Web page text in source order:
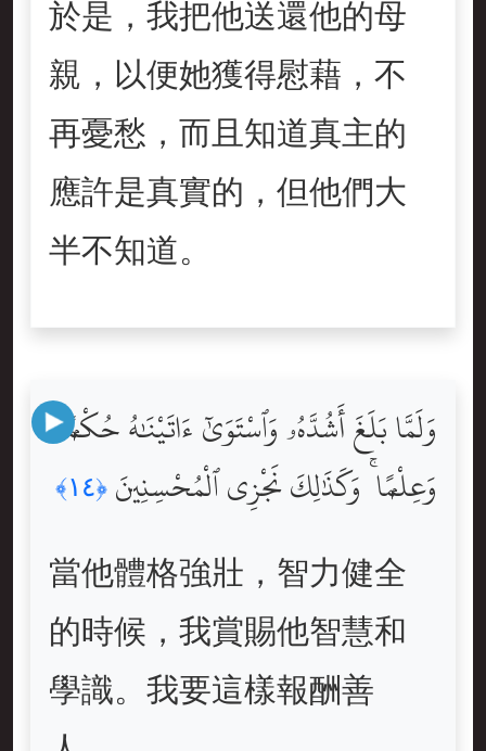
於是，我把他送還他的母
親，以便她獲得慰藉，不
再憂愁，而且知道真主的
應許是真實的，但他們大
半不知道。
وَلَمَّا بَلَغَ أَشُدَّهُۥ وَٱسْتَوَىٰٓ ءَاتَيْنَٰهُ حُكْمًۭا
وَعِلْمًۭا ۚ وَكَذَٰلِكَ نَجْزِى ٱلْمُحْسِنِينَ ﴿١٤﴾
當他體格強壯，智力健全
的時候，我賞賜他智慧和
學識。我要這樣報酬善